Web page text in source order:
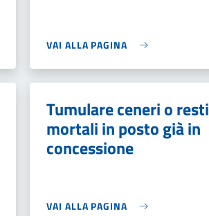
VAI ALLA PAGINA
Tumulare ceneri o resti
mortali in posto già in
concessione
VAI ALLA PAGINA